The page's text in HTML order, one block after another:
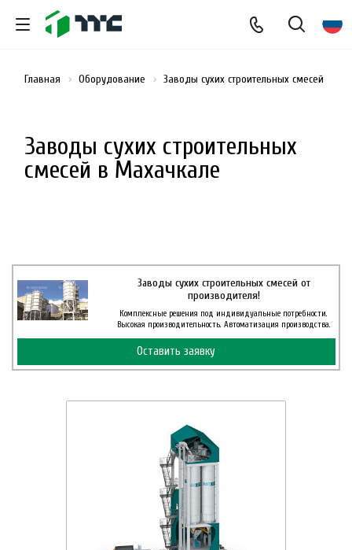
Заводы сухих строительных
смесей в Махачкале
Главная Оборудование Заводы сухих строительных смесей
Заводы сухих строительных смесей от
производителя!
Комплексные решения под индивидуальные потребности.
Высокая производительность. Автоматизация производства.
Оставить заявку